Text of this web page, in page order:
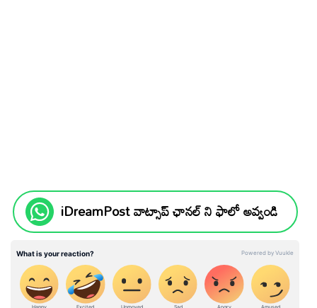
iDreamPost వాట్సాప్ ఛానల్ ని ఫాలో అవ్వండి